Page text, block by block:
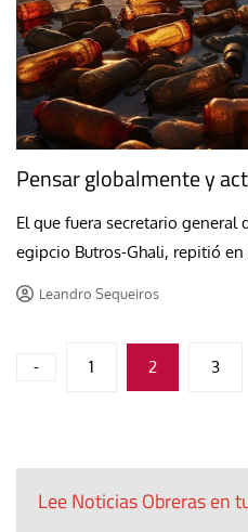
Pensar globalmente y
El que fuera secretario general
egipcio Butros-Ghali, repitió en
Leandro Sequeiros
Paginación
- 1 2 3
Lee Noticias Obreras en